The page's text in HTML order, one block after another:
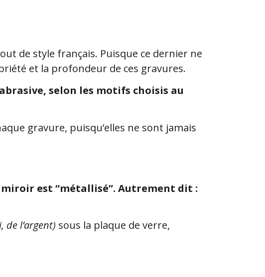
de style français. Puisque ce dernier ne
et la profondeur de ces gravures.
selon les motifs choisis au
gravure, puisqu’elles ne sont jamais
est “métallisé”. Autrement dit :
de l’argent) sous la plaque de verre,